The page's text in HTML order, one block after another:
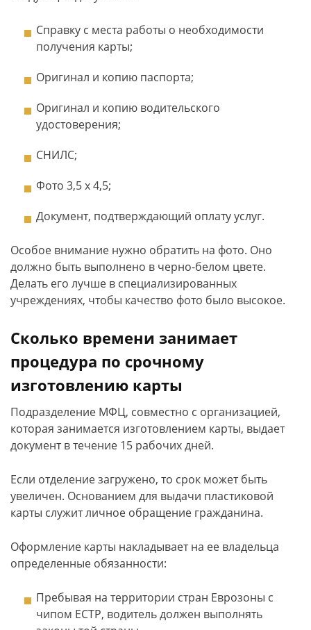
Справку с места работы о необходимости
получения карты;
Оригинал и копию паспорта;
Оригинал и копию водительского
удостоверения;
СНИЛС;
Фото 3,5 х 4,5;
Документ, подтверждающий оплату услуг.
Особое внимание нужно обратить на фото. Оно
должно быть выполнено в черно-белом цвете.
Делать его лучше в специализированных
учреждениях, чтобы качество фото было высокое.
Сколько времени занимает
процедура по срочному
изготовлению карты
Подразделение МФЦ, совместно с организацией,
которая занимается изготовлением карты, выдает
документ в течение 15 рабочих дней.
Если отделение загружено, то срок может быть
увеличен. Основанием для выдачи пластиковой
карты служит личное обращение гражданина.
Оформление карты накладывает на ее владельца
определенные обязанности:
Пребывая на территории стран Еврозоны с
чипом ЕСТР, водитель должен выполнять